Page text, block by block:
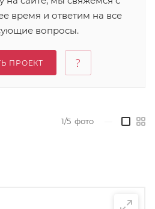
время и ответим на все
вопросы.
ПРОЕКТ
1/5 фото